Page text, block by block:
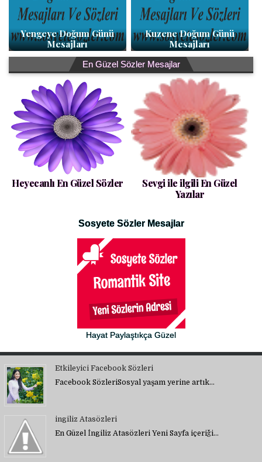
Yengeye Doğum Günü
Mesajları
Kuzene Doğum Günü
Mesajları
En Güzel Sözler Mesajlar
Heyecanlı En Güzel Sözler
Sevgi ile ilgili En Güzel
Yazılar
Sosyete Sözler Mesajlar
Hayat Paylaştıkça Güzel
Etkileyici Facebook Sözleri
Facebook SözleriSosyal yaşam yerine artık…
ingiliz Atasözleri
En Güzel İngiliz Atasözleri Yeni Sayfa içeriği…